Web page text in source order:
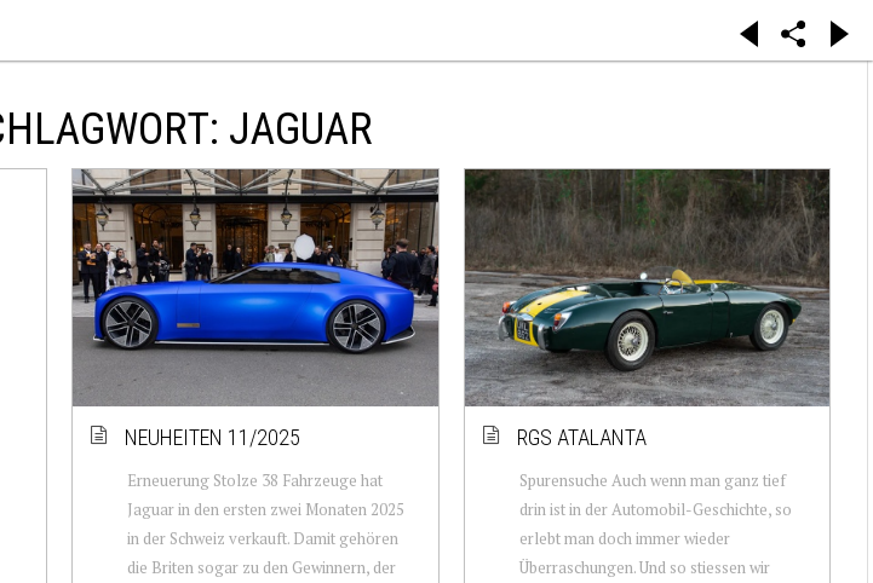
JAGUAR
NEUHEITEN 11/2025
Erneuerung Stolze 38 Fahrzeuge hat
Jaguar in den ersten zwei Monaten 2025
in der Schweiz verkauft. Damit gehören
die Briten sogar zu den Gewinnern, der
RGS ATALANTA
Spurensuche Auch wenn man ganz tief
drin ist in der Automobil-Geschichte, so
erlebt man doch immer wieder
Überraschungen. Und so stiessen wir